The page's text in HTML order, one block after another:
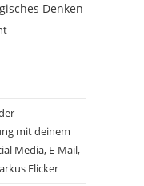
Denken
mit deinem
Media, E-Mail,
Flicker